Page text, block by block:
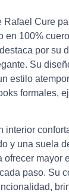
Rafael Cure
en 100%
por su
Su
estilo
formales,
interior
y una suela
ofrecer mayor
paso. Su